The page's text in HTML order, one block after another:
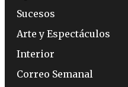
Sucesos
Arte y Espectáculos
Interior
Correo Semanal